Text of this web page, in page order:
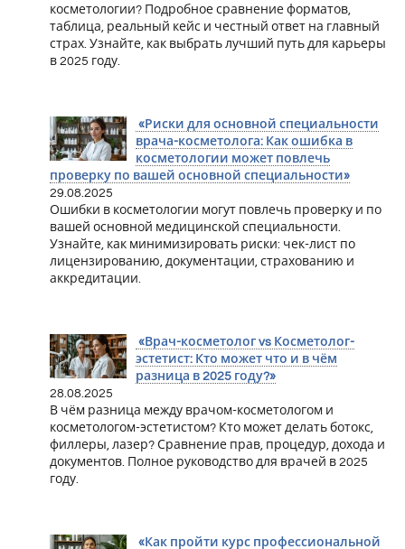
косметологии? Подробное сравнение форматов,
таблица, реальный кейс и честный ответ на главный
страх. Узнайте, как выбрать лучший путь для карьеры
в 2025 году.
«Риски для основной специальности
врача-косметолога: Как ошибка в
косметологии может повлечь
проверку по вашей основной специальности»
29.08.2025
Ошибки в косметологии могут повлечь проверку и по
вашей основной медицинской специальности.
Узнайте, как минимизировать риски: чек-лист по
лицензированию, документации, страхованию и
аккредитации.
«Врач-косметолог vs Косметолог-
эстетист: Кто может что и в чём
разница в 2025 году?»
28.08.2025
В чём разница между врачом-косметологом и
косметологом-эстетистом? Кто может делать ботокс,
филлеры, лазер? Сравнение прав, процедур, дохода и
документов. Полное руководство для врачей в 2025
году.
«Как пройти курс профессиональной